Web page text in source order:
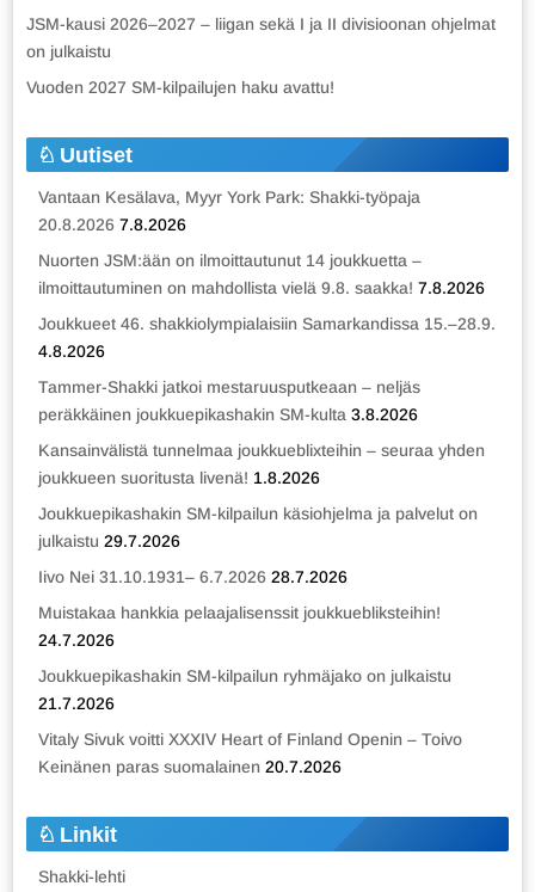
JSM-kausi 2026–2027 – liigan sekä I ja II divisioonan ohjelmat
on julkaistu
Vuoden 2027 SM-kilpailujen haku avattu!
Uutiset
Vantaan Kesälava, Myyr York Park: Shakki-työpaja
20.8.2026 7.8.2026
Nuorten JSM:ään on ilmoittautunut 14 joukkuetta –
ilmoittautuminen on mahdollista vielä 9.8. saakka! 7.8.2026
Joukkueet 46. shakkiolympialaisiin Samarkandissa 15.–28.9.
4.8.2026
Tammer-Shakki jatkoi mestaruusputkeaan – neljäs
peräkkäinen joukkuepikashakin SM-kulta 3.8.2026
Kansainvälistä tunnelmaa joukkueblixteihin – seuraa yhden
joukkueen suoritusta livenä! 1.8.2026
Joukkuepikashakin SM-kilpailun käsiohjelma ja palvelut on
julkaistu 29.7.2026
Iivo Nei 31.10.1931– 6.7.2026 28.7.2026
Muistakaa hankkia pelaajalisenssit joukkuebliksteihin!
24.7.2026
Joukkuepikashakin SM-kilpailun ryhmäjako on julkaistu
21.7.2026
Vitaly Sivuk voitti XXXIV Heart of Finland Openin – Toivo
Keinänen paras suomalainen 20.7.2026
Linkit
Shakki-lehti